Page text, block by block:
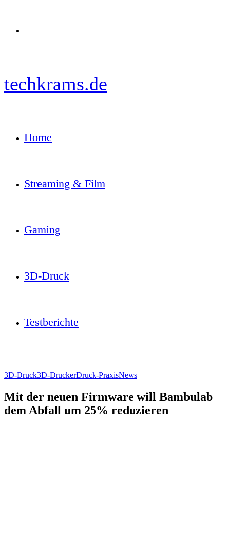
techkrams.de
Home
Streaming & Film
Gaming
3D-Druck
Testberichte
3D-Druck3D-DruckerDruck-PraxisNews
Mit der neuen Firmware will Bambulab
dem Abfall um 25% reduzieren